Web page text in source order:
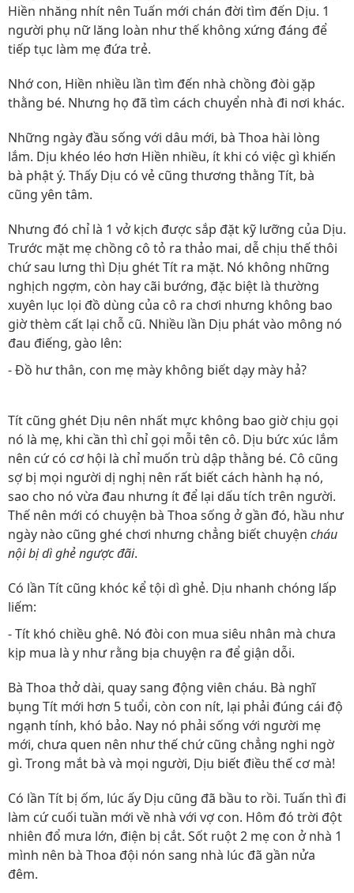
Hiền nhăng nhít nên Tuấn mới chán đời tìm đến Dịu. 1
người phụ nữ lăng loàn như thế không xứng đáng để
tiếp tục làm mẹ đứa trẻ.
Nhớ con, Hiền nhiều lần tìm đến nhà chồng đòi gặp
thằng bé. Nhưng họ đã tìm cách chuyển nhà đi nơi khác.
Những ngày đầu sống với dâu mới, bà Thoa hài lòng
lắm. Dịu khéo léo hơn Hiền nhiều, ít khi có việc gì khiến
bà phật ý. Thấy Dịu có vẻ cũng thương thằng Tít, bà
cũng yên tâm.
Nhưng đó chỉ là 1 vở kịch được sắp đặt kỹ lưỡng của Dịu.
Trước mặt mẹ chồng cô tỏ ra thảo mai, dễ chịu thế thôi
chứ sau lưng thì Dịu ghét Tít ra mặt. Nó không những
nghịch ngợm, còn hay cãi bướng, đặc biệt là thường
xuyên lục lọi đồ dùng của cô ra chơi nhưng không bao
giờ thèm cất lại chỗ cũ. Nhiều lần Dịu phát vào mông nó
đau điếng, gào lên:
- Đồ hư thân, con mẹ mày không biết dạy mày hả?
Tít cũng ghét Dịu nên nhất mực không bao giờ chịu gọi
nó là mẹ, khi cần thì chỉ gọi mỗi tên cô. Dịu bức xúc lắm
nên cứ có cơ hội là chỉ muốn trù dập thằng bé. Cô cũng
sợ bị mọi người dị nghị nên rất biết cách hành hạ nó,
sao cho nó vừa đau nhưng ít để lại dấu tích trên người.
Thế nên mới có chuyện bà Thoa sống ở gần đó, hầu như
ngày nào cũng ghé chơi nhưng chẳng biết chuyện cháu
nội bị dì ghẻ ngược đãi.
Có lần Tít cũng khóc kể tội dì ghẻ. Dịu nhanh chóng lấp
liếm:
- Tít khó chiều ghê. Nó đòi con mua siêu nhân mà chưa
kịp mua là y như rằng bịa chuyện ra để giận dỗi.
Bà Thoa thở dài, quay sang động viên cháu. Bà nghĩ
bụng Tít mới hơn 5 tuổi, còn con nít, lại phải đúng cái độ
ngạnh tính, khó bảo. Nay nó phải sống với người mẹ
mới, chưa quen nên như thế chứ cũng chẳng nghi ngờ
gì. Trong mắt bà và mọi người, Dịu biết điều thế cơ mà!
Có lần Tít bị ốm, lúc ấy Dịu cũng đã bầu to rồi. Tuấn thì đi
làm cứ cuối tuần mới về nhà với vợ con. Hôm đó trời đột
nhiên đổ mưa lớn, điện bị cắt. Sốt ruột 2 mẹ con ở nhà 1
mình nên bà Thoa đội nón sang nhà lúc đã gần nửa
đêm.